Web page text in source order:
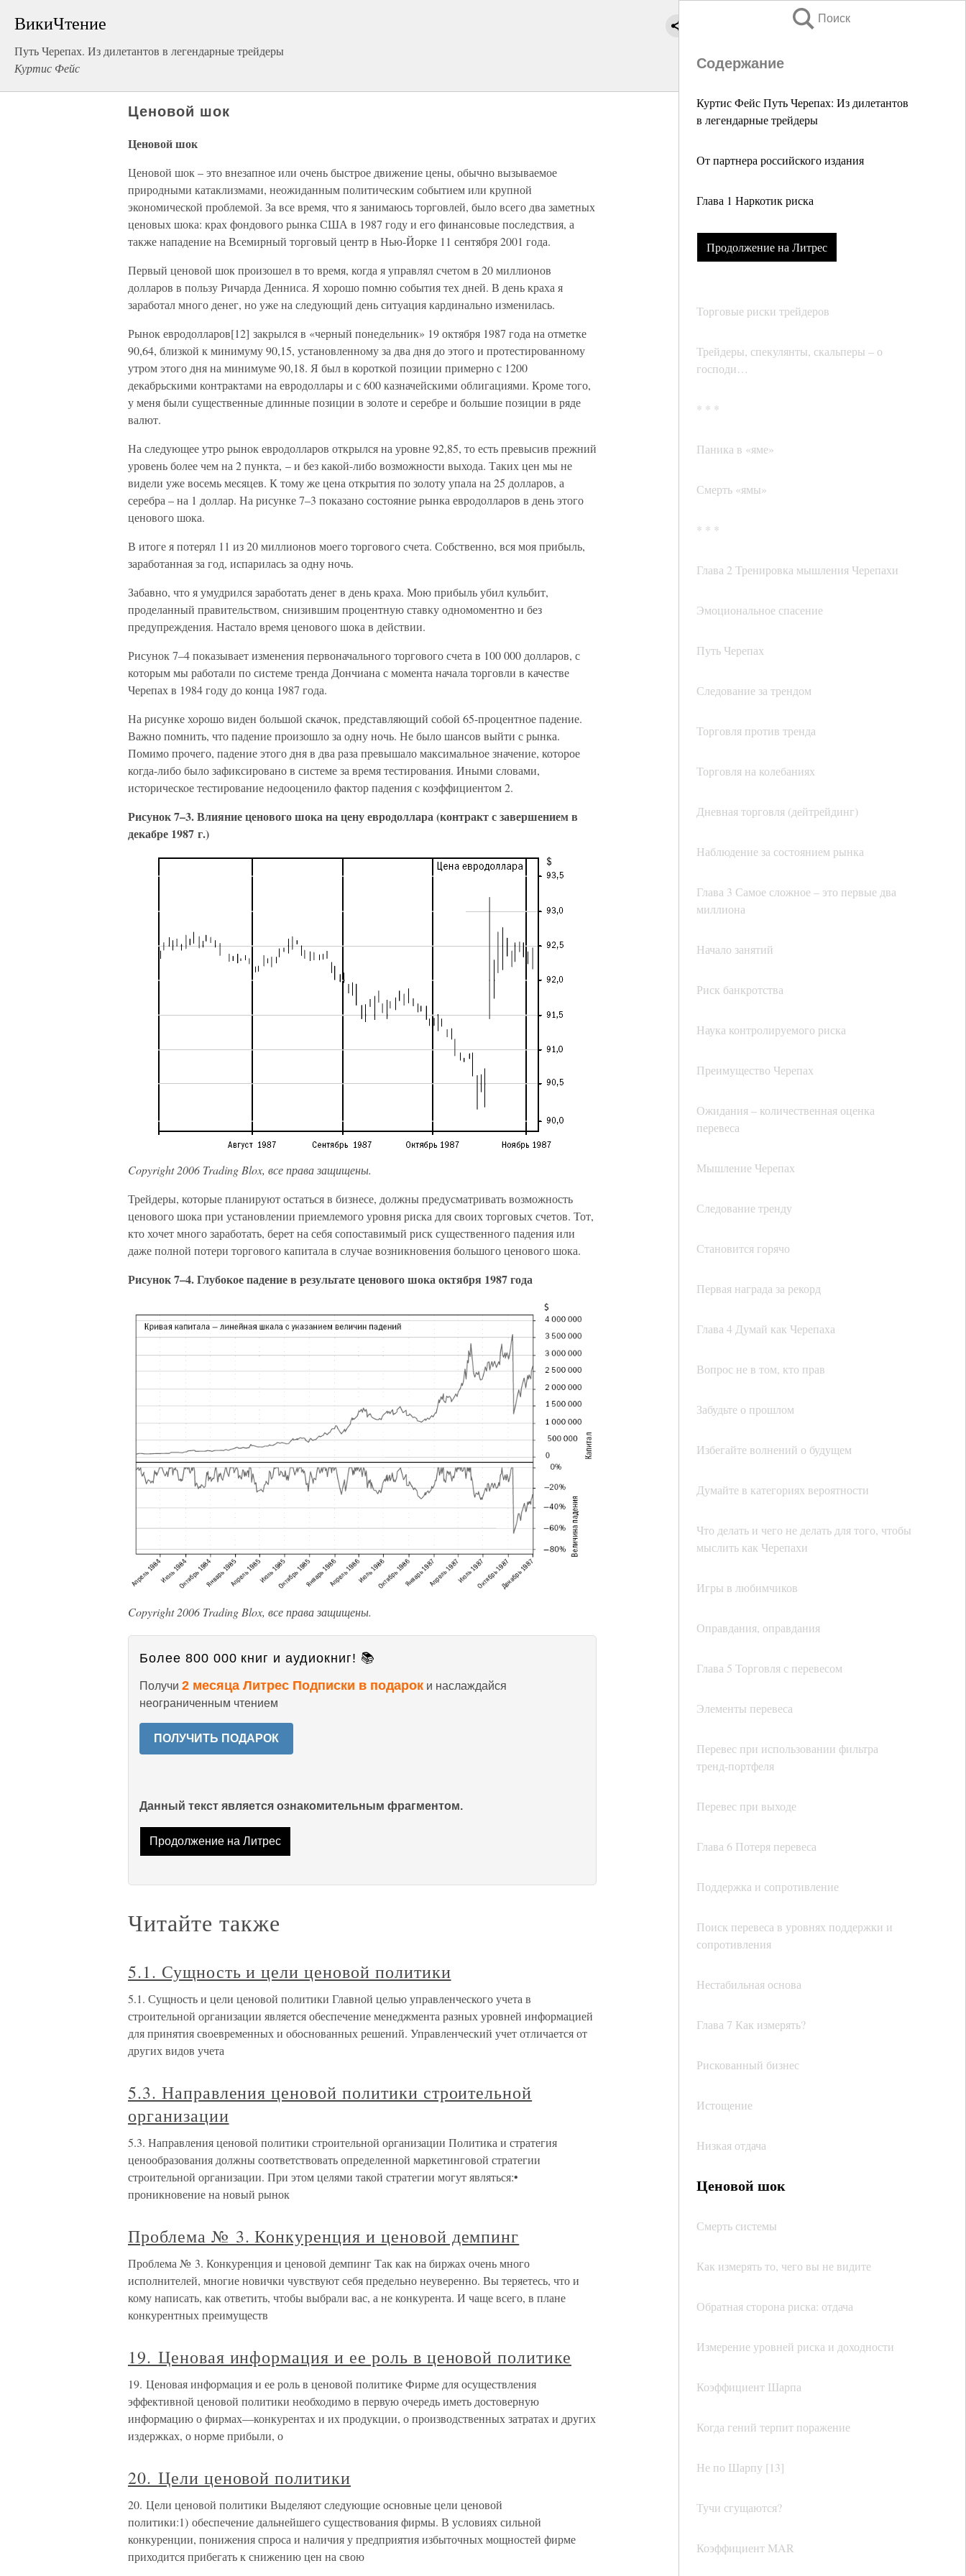
ВикиЧтение
Путь Черепах. Из дилетантов в легендарные трейдеры
Куртис Фейс
Поиск
Содержание
Куртис Фейс Путь Черепах: Из дилетантов
в легендарные трейдеры
От партнера российского издания
Глава 1 Наркотик риска
Продолжение на Литрес
Торговые риски трейдеров
Трейдеры, спекулянты, скальперы – о
господи…
* * *
Паника в «яме»
Смерть «ямы»
* * *
Глава 2 Тренировка мышления Черепахи
Эмоциональное спасение
Путь Черепах
Следование за трендом
Торговля против тренда
Торговля на колебаниях
Дневная торговля (дейтрейдинг)
Наблюдение за состоянием рынка
Глава 3 Самое сложное – это первые два
миллиона
Начало занятий
Риск банкротства
Наука контролируемого риска
Преимущество Черепах
Ожидания – количественная оценка
перевеса
Мышление Черепах
Следование тренду
Становится горячо
Первая награда за рекорд
Глава 4 Думай как Черепаха
Вопрос не в том, кто прав
Забудьте о прошлом
Избегайте волнений о будущем
Думайте в категориях вероятности
Что делать и чего не делать для того, чтобы
мыслить как Черепахи
Игры в любимчиков
Оправдания, оправдания
Глава 5 Торговля с перевесом
Элементы перевеса
Перевес при использовании фильтра
тренд-портфеля
Перевес при выходе
Глава 6 Потеря перевеса
Поддержка и сопротивление
Поиск перевеса в уровнях поддержки и
сопротивления
Нестабильная основа
Глава 7 Как измерять?
Рискованный бизнес
Истощение
Низкая отдача
Ценовой шок
Смерть системы
Как измерять то, чего вы не видите
Обратная сторона риска: отдача
Измерение уровней риска и доходности
Коэффициент Шарпа
Когда гений терпит поражение
Не по Шарпу [13]
Тучи сгущаются?
Коэффициент MAR
Ценовой шок
Ценовой шок
Ценовой шок – это внезапное или очень быстрое движение цены, обычно вызываемое
природными катаклизмами, неожиданным политическим событием или крупной
экономической проблемой. За все время, что я занимаюсь торговлей, было всего два заметных
ценовых шока: крах фондового рынка США в 1987 году и его финансовые последствия, а
также нападение на Всемирный торговый центр в Нью-Йорке 11 сентября 2001 года.
Первый ценовой шок произошел в то время, когда я управлял счетом в 20 миллионов
долларов в пользу Ричарда Денниса. Я хорошо помню события тех дней. В день краха я
заработал много денег, но уже на следующий день ситуация кардинально изменилась.
Рынок евродолларов[12] закрылся в «черный понедельник» 19 октября 1987 года на отметке
90,64, близкой к минимуму 90,15, установленному за два дня до этого и протестированному
утром этого дня на минимуме 90,18. Я был в короткой позиции примерно с 1200
декабрьскими контрактами на евродоллары и с 600 казначейскими облигациями. Кроме того,
у меня были существенные длинные позиции в золоте и серебре и большие позиции в ряде
валют.
На следующее утро рынок евродолларов открылся на уровне 92,85, то есть превысив прежний
уровень более чем на 2 пункта, – и без какой-либо возможности выхода. Таких цен мы не
видели уже восемь месяцев. К тому же цена открытия по золоту упала на 25 долларов, а
серебра – на 1 доллар. На рисунке 7–3 показано состояние рынка евродолларов в день этого
ценового шока.
В итоге я потерял 11 из 20 миллионов моего торгового счета. Собственно, вся моя прибыль,
заработанная за год, испарилась за одну ночь.
Забавно, что я умудрился заработать денег в день краха. Мою прибыль убил кульбит,
проделанный правительством, снизившим процентную ставку одномоментно и без
предупреждения. Настало время ценового шока в действии.
Рисунок 7–4 показывает изменения первоначального торгового счета в 100 000 долларов, с
которым мы работали по системе тренда Дончиана с момента начала торговли в качестве
Черепах в 1984 году до конца 1987 года.
На рисунке хорошо виден большой скачок, представляющий собой 65-процентное падение.
Важно помнить, что падение произошло за одну ночь. Не было шансов выйти с рынка.
Помимо прочего, падение этого дня в два раза превышало максимальное значение, которое
когда-либо было зафиксировано в системе за время тестирования. Иными словами,
историческое тестирование недооценило фактор падения с коэффициентом 2.
Рисунок 7–3. Влияние ценового шока на цену евродоллара (контракт с завершением в
декабре 1987 г.)
Copyright 2006 Trading Blox, все права защищены.
Трейдеры, которые планируют остаться в бизнесе, должны предусматривать возможность
ценового шока при установлении приемлемого уровня риска для своих торговых счетов. Тот,
кто хочет много заработать, берет на себя сопоставимый риск существенного падения или
даже полной потери торгового капитала в случае возникновения большого ценового шока.
Рисунок 7–4. Глубокое падение в результате ценового шока октября 1987 года
Copyright 2006 Trading Blox, все права защищены.
Более 800 000 книг и аудиокниг! 📚
Получи 2 месяца Литрес Подписки в подарок и наслаждайся
неограниченным чтением
ПОЛУЧИТЬ ПОДАРОК
Данный текст является ознакомительным фрагментом.
Продолжение на Литрес
Читайте также
5.1. Сущность и цели ценовой политики
5.1. Сущность и цели ценовой политики Главной целью управленческого учета в
строительной организации является обеспечение менеджмента разных уровней информацией
для принятия своевременных и обоснованных решений. Управленческий учет отличается от
других видов учета
5.3. Направления ценовой политики строительной
организации
5.3. Направления ценовой политики строительной организации Политика и стратегия
ценообразования должны соответствовать определенной маркетинговой стратегии
строительной организации. При этом целями такой стратегии могут являться:•
проникновение на новый рынок
Проблема № 3. Конкуренция и ценовой демпинг
Проблема № 3. Конкуренция и ценовой демпинг Так как на биржах очень много
исполнителей, многие новички чувствуют себя предельно неуверенно. Вы теряетесь, что и
кому написать, как ответить, чтобы выбрали вас, а не конкурента. И чаще всего, в плане
конкурентных преимуществ
19. Ценовая информация и ее роль в ценовой политике
19. Ценовая информация и ее роль в ценовой политике Фирме для осуществления
эффективной ценовой политики необходимо в первую очередь иметь достоверную
информацию о фирмах—конкурентах и их продукции, о производственных затратах и других
издержках, о норме прибыли, о
20. Цели ценовой политики
20. Цели ценовой политики Выделяют следующие основные цели ценовой
политики:1) обеспечение дальнейшего существования фирмы. В условиях сильной
конкуренции, понижения спроса и наличия у предприятия избыточных мощностей фирме
приходится прибегать к снижению цен на свою